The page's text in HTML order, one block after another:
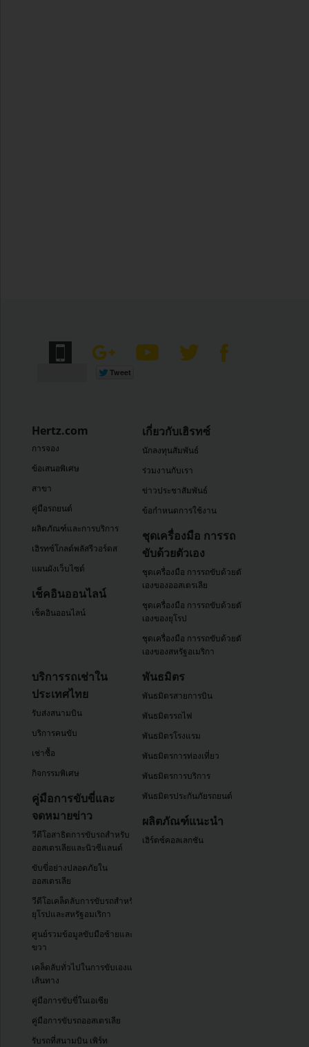
Hertz.com
การจอง
ข้อเสนอพิเศษ
สาขา
คู่มือรถยนต์
ผลิตภัณฑ์และการบริการ
เฮิรทซ์โกลด์พลัสรีวอร์ดส
แผนผังเว็บไซต์
เช็คอินออนไลน์
เช็คอินออนไลน์
เกี่ยวกับเฮิรทซ์
นักลงทุนสัมพันธ์
ร่วมงานกับเรา
ข่าวประชาสัมพันธ์
ข้อกำหนดการใช้งาน
ชุดเครื่องมือ การรถ
ขับด้วยตัวเอง
ชุดเครื่องมือ การรถขับด้วยตัว
เองของออสเตรเลีย
ชุดเครื่องมือ การรถขับด้วยตัว
เองของยุโรป
ชุดเครื่องมือ การรถขับด้วยตัว
เองของสหรัฐอเมริกา
บริการรถเช่าใน
ประเทศไทย
รับส่งสนามบิน
บริการคนขับ
เช่าซื้อ
กิจกรรมพิเศษ
คู่มือการขับขี่และ
จดหมายข่าว
วีดีโอสาธิตการขับรถสำหรับ
ออสเตรเลียและนิวซีแลนด์
ขับขี่อย่างปลอดภัยใน
ออสเตรเลีย
วีดีโอเคล็ดลับการขับรถสำหรับ
ยุโรปและสหรัฐอมเริกา
ศูนย์รวมข้อมูลขับมือซ้ายและ
ขวา
เคล็ดลับทั่วไปในการขับเองและ
เส้นทาง
คู่มือการขับขี่ในเอเซีย
คู่มือการขับรถออสเตรเลีย
รับรถที่สนามบิน เพิร์ท
พันธมิตร
พันธมิตรสายการบิน
พันธมิตรรถไฟ
พันธมิตรโรงแรม
พันธมิตรการท่องเที่ยว
พันธมิตรการบริการ
พันธมิตรประกันภัยรถยนต์
ผลิตภัณฑ์แนะนำ
เฮิร์ตซ์คอลเลกชัน